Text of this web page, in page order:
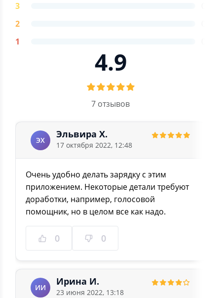
3
2
1
4.9
7 отзывов
ЭХ
Эльвира Х.
17 октября 2022, 12:48
Очень удобно делать зарядку с этим
приложением. Некоторые детали требуют
доработки, например, голосовой
помощник, но в целом все как надо.
0 0
ИИ
Ирина И.
23 июня 2022, 13:18